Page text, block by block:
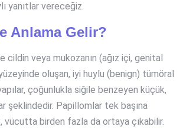
yanıtlar vereceğiz.
Anlama Gelir?
cildin veya mukozanın (ağız içi, genital
oluşan, iyi huylu (benign) tümöral
çoğunlukla siğile benzeyen küçük,
şeklindedir. Papillomlar tek başına
vücutta birden fazla da ortaya çıkabilir.